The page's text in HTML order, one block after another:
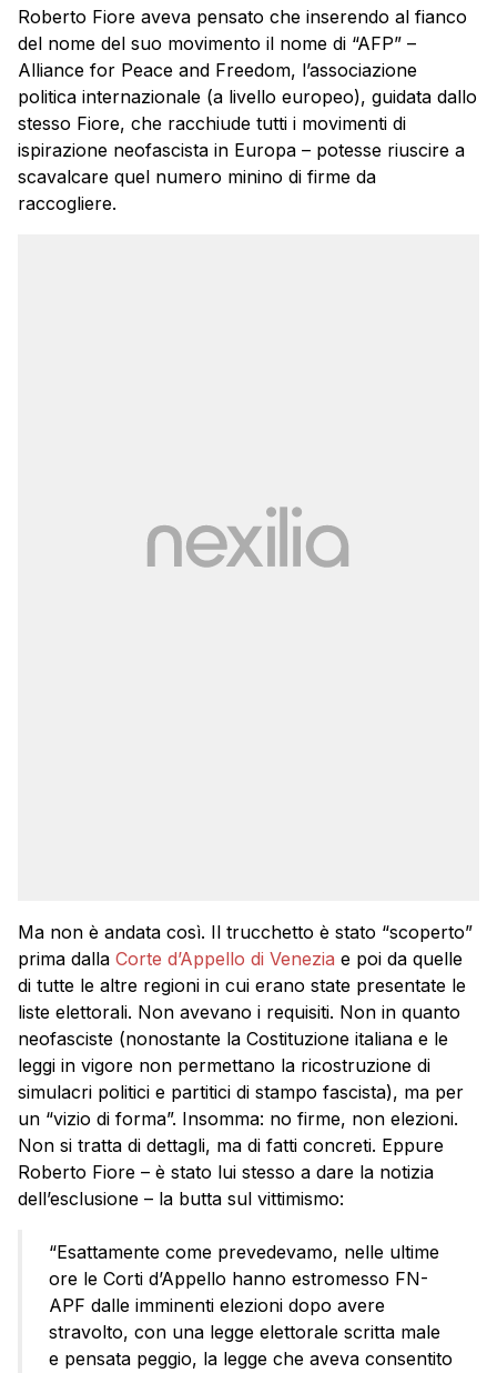
Roberto Fiore aveva pensato che inserendo al fianco
del nome del suo movimento il nome di “AFP” –
Alliance for Peace and Freedom, l’associazione
politica internazionale (a livello europeo), guidata dallo
stesso Fiore, che racchiude tutti i movimenti di
ispirazione neofascista in Europa – potesse riuscire a
scavalcare quel numero minino di firme da
raccogliere.
Ma non è andata così. Il trucchetto è stato “scoperto”
prima dalla Corte d’Appello di Venezia e poi da quelle
di tutte le altre regioni in cui erano state presentate le
liste elettorali. Non avevano i requisiti. Non in quanto
neofasciste (nonostante la Costituzione italiana e le
leggi in vigore non permettano la ricostruzione di
simulacri politici e partitici di stampo fascista), ma per
un “vizio di forma”. Insomma: no firme, non elezioni.
Non si tratta di dettagli, ma di fatti concreti. Eppure
Roberto Fiore – è stato lui stesso a dare la notizia
dell’esclusione – la butta sul vittimismo:
“Esattamente come prevedevamo, nelle ultime
ore le Corti d’Appello hanno estromesso FN-
APF dalle imminenti elezioni dopo avere
stravolto, con una legge elettorale scritta male
e pensata peggio, la legge che aveva consentito